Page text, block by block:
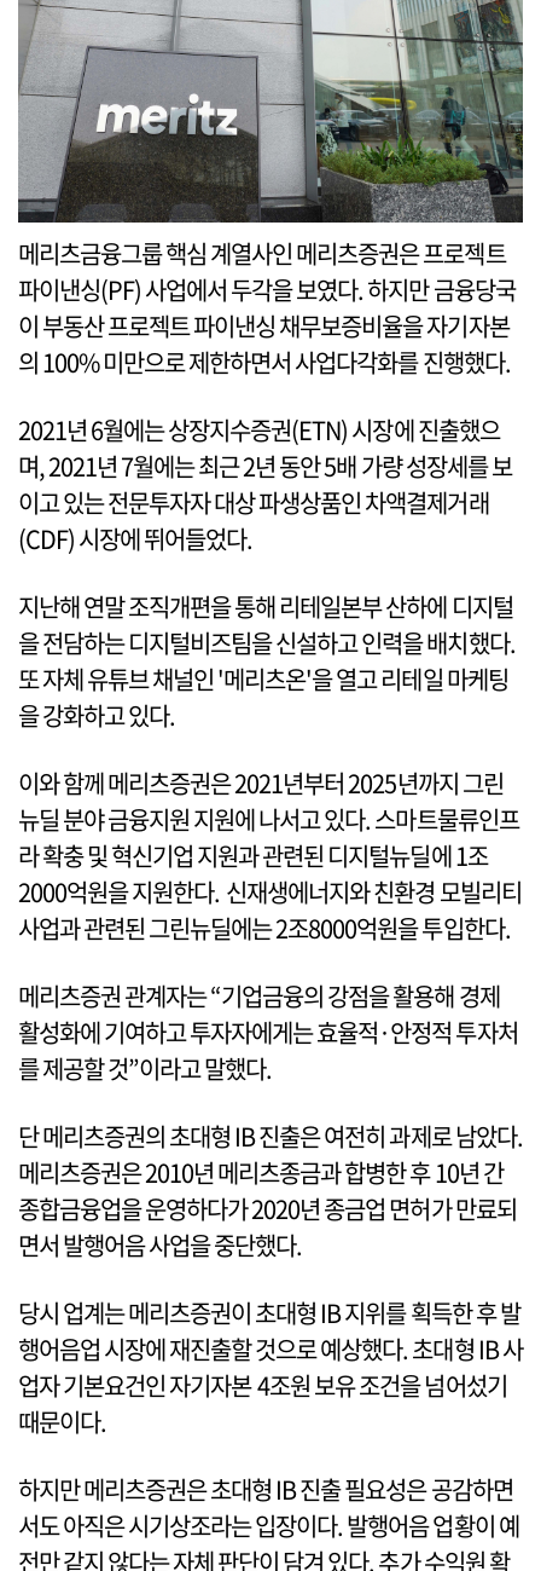
메리츠금융그룹 핵심 계열사인 메리츠증권은 프로젝트
파이낸싱(PF) 사업에서 두각을 보였다. 하지만 금융당국
이 부동산 프로젝트 파이낸싱 채무보증비율을 자기자본
의 100% 미만으로 제한하면서 사업다각화를 진행했다.
2021년 6월에는 상장지수증권(ETN) 시장에 진출했으
며, 2021년 7월에는 최근 2년 동안 5배 가량 성장세를 보
이고 있는 전문투자자 대상 파생상품인 차액결제거래
(CDF) 시장에 뛰어들었다.
지난해 연말 조직개편을 통해 리테일본부 산하에 디지털
을 전담하는 디지털비즈팀을 신설하고 인력을 배치했다.
또 자체 유튜브 채널인 '메리츠온'을 열고 리테일 마케팅
을 강화하고 있다.
이와 함께 메리츠증권은 2021년부터 2025년까지 그린
뉴딜 분야 금융지원 지원에 나서고 있다. 스마트물류인프
라 확충 및 혁신기업 지원과 관련된 디지털뉴딜에 1조
2000억원을 지원한다. 신재생에너지와 친환경 모빌리티
사업과 관련된 그린뉴딜에는 2조8000억원을 투입한다.
메리츠증권 관계자는 “기업금융의 강점을 활용해 경제
활성화에 기여하고 투자자에게는 효율적·안정적 투자처
를 제공할 것”이라고 말했다.
단 메리츠증권의 초대형 IB 진출은 여전히 과제로 남았다.
메리츠증권은 2010년 메리츠종금과 합병한 후 10년 간
종합금융업을 운영하다가 2020년 종금업 면허가 만료되
면서 발행어음 사업을 중단했다.
당시 업계는 메리츠증권이 초대형 IB 지위를 획득한 후 발
행어음업 시장에 재진출할 것으로 예상했다. 초대형 IB 사
업자 기본요건인 자기자본 4조원 보유 조건을 넘어섰기
때문이다.
하지만 메리츠증권은 초대형 IB 진출 필요성은 공감하면
서도 아직은 시기상조라는 입장이다. 발행어음 업황이 예
전만 같지 않다는 자체 판단이 담겨 있다. 추가 수익원 확